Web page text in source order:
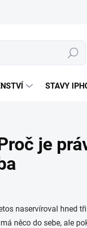
Hledat
STAVY
je
naservíroval hned
něco do sebe, ale